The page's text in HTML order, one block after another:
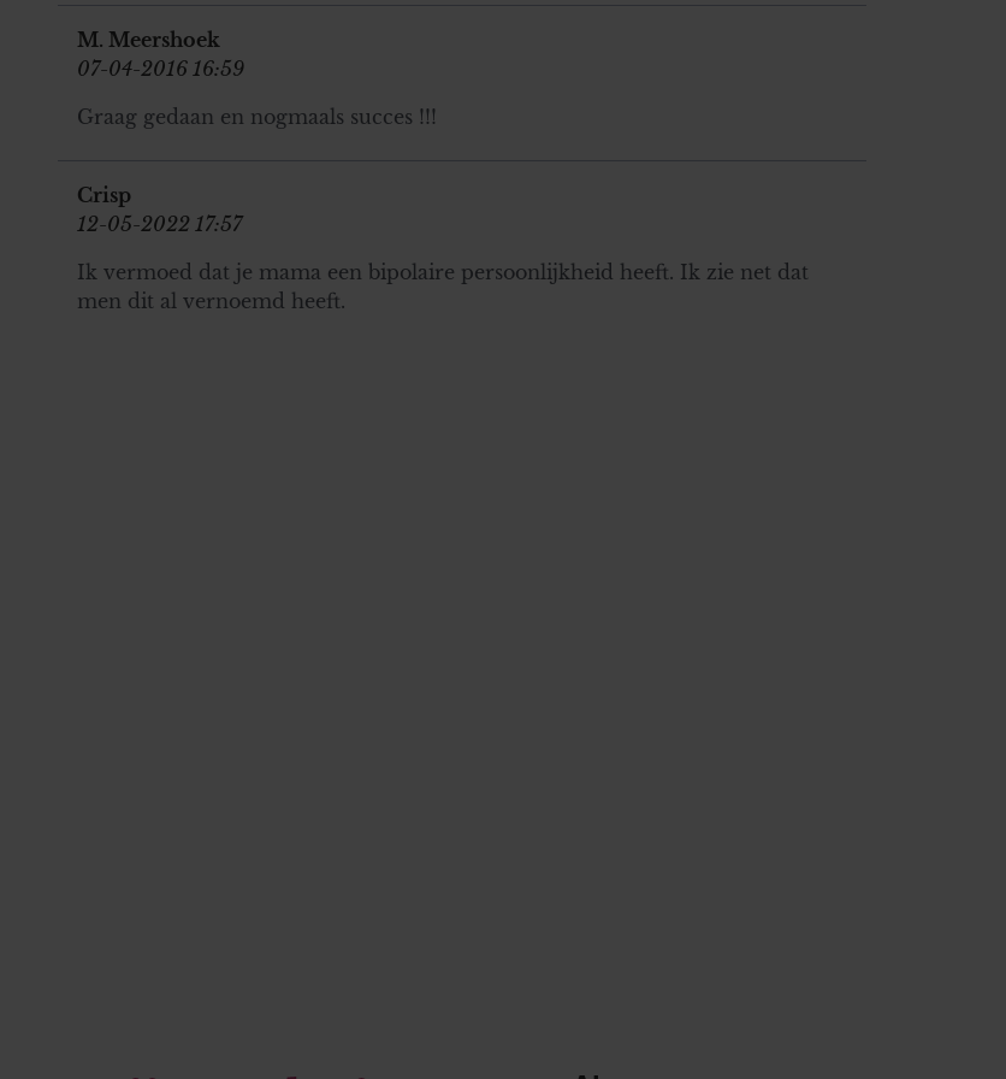
M. Meershoek
07-04-2016 16:59
Graag gedaan en nogmaals succes !!!
Crisp
12-05-2022 17:57
Ik vermoed dat je mama een bipolaire persoonlijkheid heeft. Ik zie net dat
men dit al vernoemd heeft.